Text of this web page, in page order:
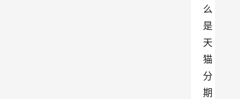
么
是
天
猫
分
期